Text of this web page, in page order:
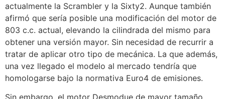
actualmente la Scrambler y la Sixty2. Aunque también
afirmó que sería posible una modificación del motor de
803 c.c. actual, elevando la cilindrada del mismo para
obtener una versión mayor. Sin necesidad de recurrir a
tratar de aplicar otro tipo de mecánica. La que además,
una vez llegado el modelo al mercado tendría que
homologarse bajo la normativa Euro4 de emisiones.